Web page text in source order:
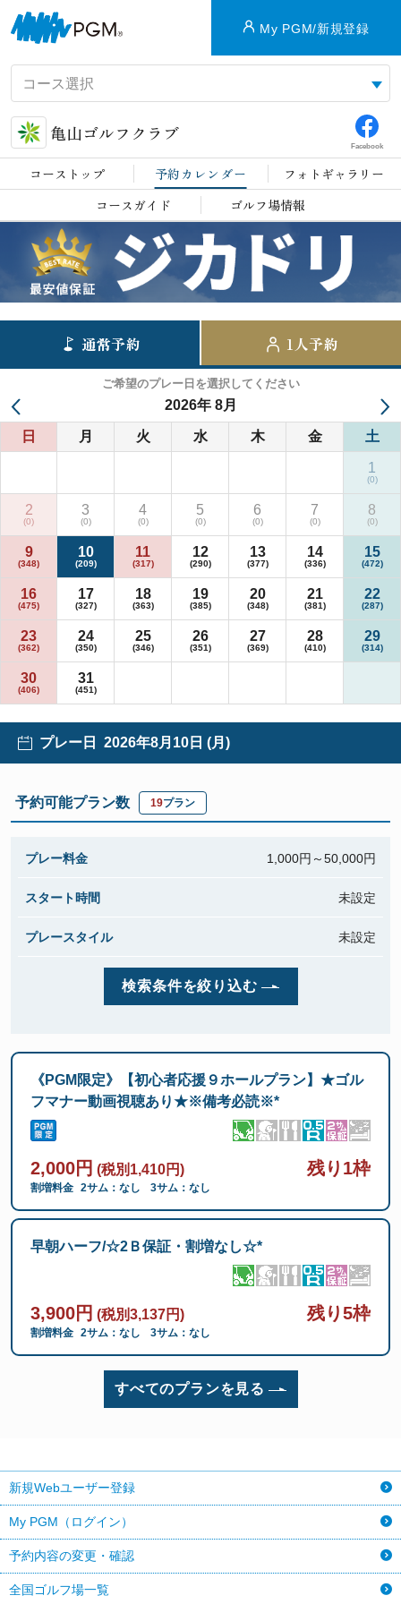
My PGM/新規登録
亀山ゴルフクラブ
Facebook
コーストップ 予約カレンダー
フォトギャラリー
コースガイド
ゴルフ場情報
通常予約 1人予約
ご希望のプレー日を選択してください
2026年 8月
日 月 火 水 木 金 土
1
2 3 4 5 6 7 8
9 10 11 12 13 14 15
16 17 18 19 20 21 22
23 24 25 26 27 28 29
30 31
プレー日 2026年8月10日 (月)
予約可能プラン数 19プラン
プレー料金 1,000円～50,000円
スタート時間 未設定
プレースタイル 未設定
検索条件を絞り込む
《PGM限定》【初心者応援９ホールプラン】★ゴル
フマナー動画視聴あり★※備考必読※*
2,000円 (税別1,410円) 残り1枠
割増料金 2サム：なし 3サム：なし
早朝ハーフ/☆2Ｂ保証・割増なし☆*
3,900円 (税別3,137円) 残り5枠
割増料金 2サム：なし 3サム：なし
すべてのプランを見る
新規Webユーザー登録
My PGM（ログイン）
予約内容の変更・確認
全国ゴルフ場一覧